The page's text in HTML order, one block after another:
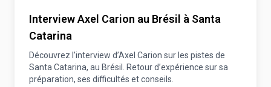
Interview Axel Carion au Brésil à Santa
Catarina
Découvrez l’interview d’Axel Carion sur les pistes de
Santa Catarina, au Brésil. Retour d’expérience sur sa
préparation, ses difficultés et conseils.